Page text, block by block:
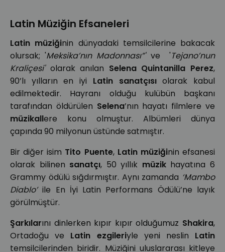
Latin Müziğin Efsaneleri
Latin müziğinin dünyadaki temsilcilerine bakacak
olursak; 'Meksika’nın Madonnası”' ve 'Tejano’nun
Kraliçesi' olarak anılan Selena Quintanilla Perez,
90’lı yılların en iyi Latin sanatçısıolarak kabul
edilmektedir. Hayranı olduğu kulübün başkanı
tarafından öldürülen Selena’nın hayatı filmlere ve
müzikallere konu olmuştur. Albümleri dünya
çapında 90 milyonun üstünde satmıştır.
Bir diğer isim Tito Puente, Latin müziğinin efsanesi
olarak bilinen sanatçı, 50 yıllık müzikhayatına 6
Grammy ödülü sığdırmıştır. Aynı zamanda ‘Mambo
Diablo’ile En İyi Latin Performans Ödülü’ne layık
görülmüştür.
Şarkılarını dinlerken kıpır kıpır olduğumuz Shakira,
Ortadoğu ve Latin ezgileriyle yeni neslin Latin
temsilcilerinden biridir. Müziğini uluslararası kitleye